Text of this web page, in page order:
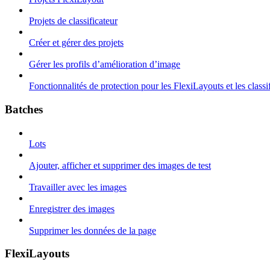
Projets de classificateur
Créer et gérer des projets
Gérer les profils d’amélioration d’image
Fonctionnalités de protection pour les FlexiLayouts et les
Batches
Lots
Ajouter, afficher et supprimer des images de test
Travailler avec les images
Enregistrer des images
Supprimer les données de la page
FlexiLayouts